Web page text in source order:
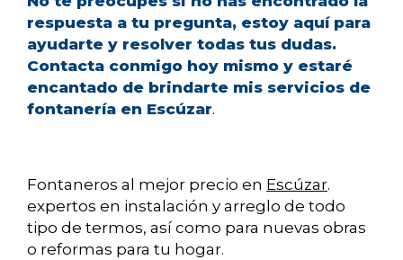
respuesta a tu pregunta, estoy aquí para
ayudarte y resolver todas tus dudas.
Contacta conmigo hoy mismo y estaré
encantado de brindarte mis servicios de
fontanería en Escúzar.
Fontaneros al mejor precio en Escúzar.
expertos en instalación y arreglo de todo
tipo de termos, así como para nuevas obras
o reformas para tu hogar.